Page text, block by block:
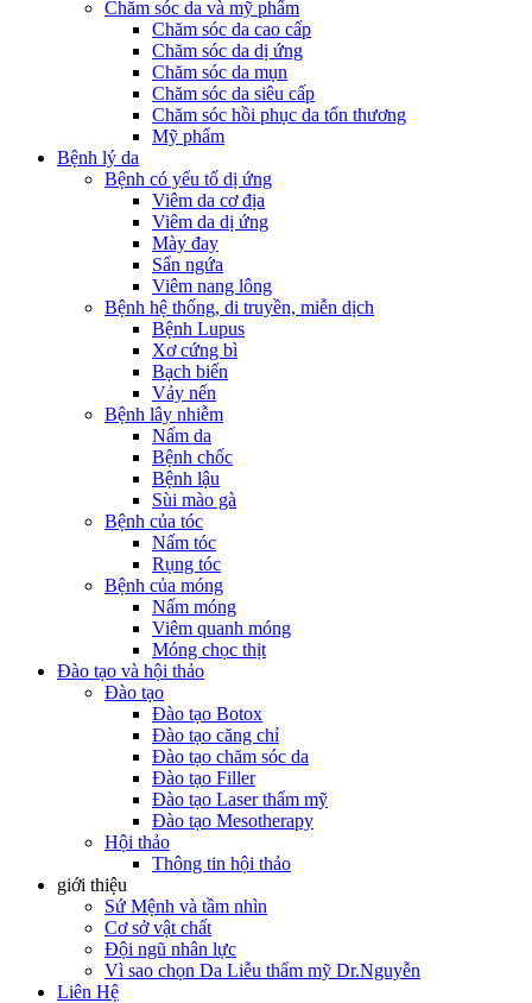
Chăm sóc da và mỹ phẩm
Chăm sóc da cao cấp
Chăm sóc da dị ứng
Chăm sóc da mụn
Chăm sóc da siêu cấp
Chăm sóc hồi phục da tổn thương
Mỹ phẩm
Bệnh lý da
Bệnh có yếu tố dị ứng
Viêm da cơ địa
Viêm da dị ứng
Mày đay
Sẩn ngứa
Viêm nang lông
Bệnh hệ thống, di truyền, miễn dịch
Bệnh Lupus
Xơ cứng bì
Bạch biến
Vảy nến
Bệnh lây nhiễm
Nấm da
Bệnh chốc
Bệnh lậu
Sùi mào gà
Bệnh của tóc
Nấm tóc
Rụng tóc
Bệnh của móng
Nấm móng
Viêm quanh móng
Móng chọc thịt
Đào tạo và hội thảo
Đào tạo
Đào tạo Botox
Đào tạo căng chỉ
Đào tạo chăm sóc da
Đào tạo Filler
Đào tạo Laser thẩm mỹ
Đào tạo Mesotherapy
Hội thảo
Thông tin hội thảo
giới thiệu
Sứ Mệnh và tầm nhìn
Cơ sở vật chất
Đội ngũ nhân lực
Vì sao chọn Da Liễu thẩm mỹ Dr.Nguyễn
Liên Hệ